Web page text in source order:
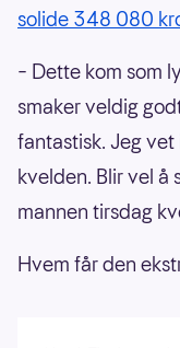
solide 348 080
– Dette kom som
smaker veldig
fantastisk. Jeg
kvelden. Blir vel å
mannen tirsdag
Hvem får den